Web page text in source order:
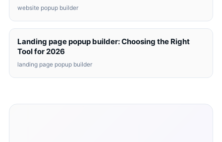
website popup builder
Landing page popup builder: Choosing the Right
Tool for 2026
landing page popup builder